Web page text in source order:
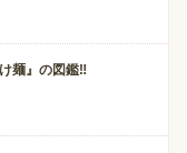
麺』の図鑑‼